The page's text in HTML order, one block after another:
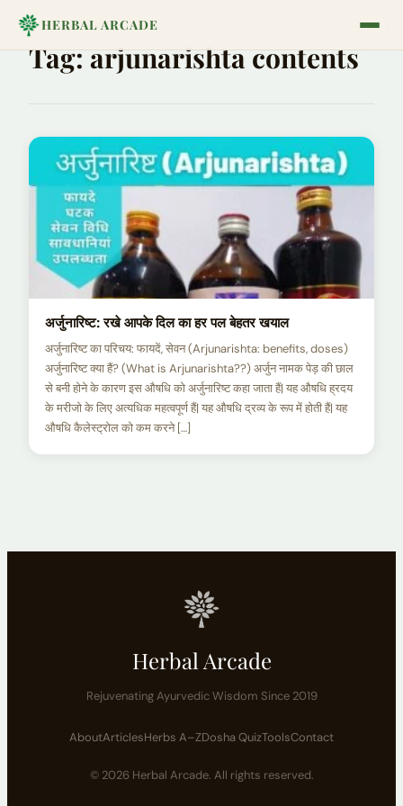
HERBAL ARCADE
Tag:arjunarishta contents
अर्जुनारिष्ट: रखे आपके दिल का हर पल बेहतर खयाल
अर्जुनारिष्ट का परिचय: फायदें, सेवन (Arjunarishta: benefits, doses)
अर्जुनारिष्ट क्या हैं? (What is Arjunarishta??) अर्जुन नामक पेड़ की छाल
से बनी होने के कारण इस औषधि को अर्जुनारिष्ट कहा जाता हैं| यह औषधि ह्रदय
के मरीजो के लिए अत्यधिक महत्वपूर्ण हैं| यह औषधि द्रव्य के रूप में होती हैं| यह
औषधि कैलेस्ट्रोल को कम करने […]
Herbal Arcade
Rejuvenating Ayurvedic Wisdom Since 2019
AboutArticlesHerbs A–ZDosha QuizToolsContact
© 2026 Herbal Arcade. All rights reserved.